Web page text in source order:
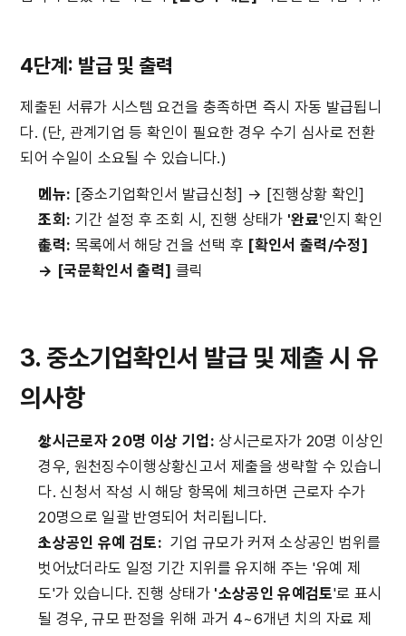
4단계: 발급 및 출력
제출된 서류가 시스템 요건을 충족하면 즉시 자동 발급됩니
다. (단, 관계기업 등 확인이 필요한 경우 수기 심사로 전환
되어 수일이 소요될 수 있습니다.)
메뉴: [중소기업확인서 발급신청] → [진행상황 확인]
조회: 기간 설정 후 조회 시, 진행 상태가 '완료'인지 확인
출력: 목록에서 해당 건을 선택 후 [확인서 출력/수정]
→ [국문확인서 출력] 클릭
3. 중소기업확인서 발급 및 제출 시 유
의사항
상시근로자 20명 이상 기업: 상시근로자가 20명 이상인
경우, 원천징수이행상황신고서 제출을 생략할 수 있습니
다. 신청서 작성 시 해당 항목에 체크하면 근로자 수가
20명으로 일괄 반영되어 처리됩니다.
소상공인 유예 검토:
  기업 규모가 커져 소상공인 범위를
벗어났더라도 일정 기간 지위를 유지해 주는 '유예 제
도'가 있습니다. 진행 상태가 '소상공인 유예검토'로 표시
될 경우, 규모 판정을 위해 과거 4~6개년 치의 자료 제